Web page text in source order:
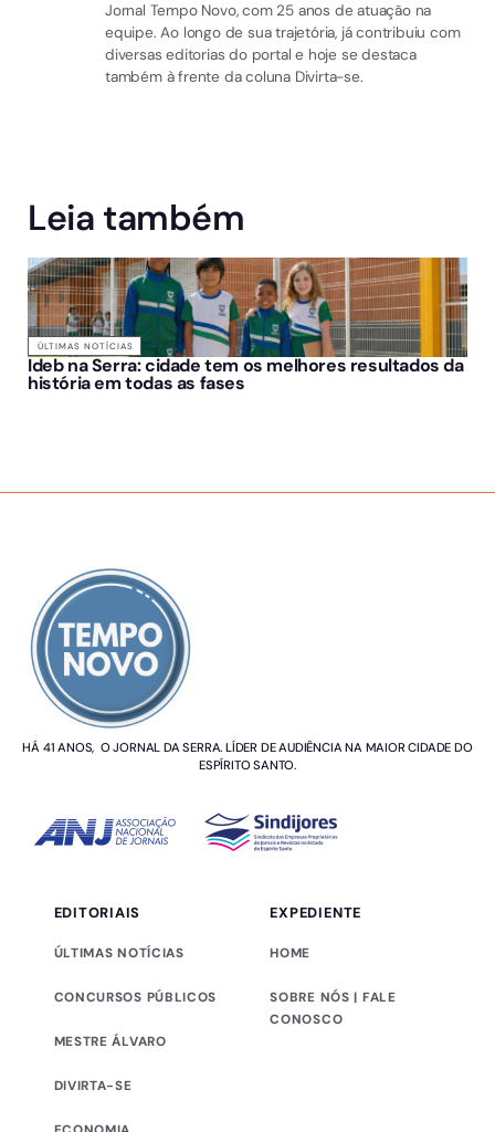
Jornal Tempo Novo, com 25 anos de atuação na
equipe. Ao longo de sua trajetória, já contribuiu com
diversas editorias do portal e hoje se destaca
também à frente da coluna Divirta-se.
Leia também
ÚLTIMAS NOTÍCIAS
Ideb na Serra: cidade tem os melhores resultados da
história em todas as fases
HÁ 41 ANOS, O JORNAL DA SERRA. LÍDER DE AUDIÊNCIA NA MAIOR CIDADE DO
ESPÍRITO SANTO.
EDITORIAIS
ÚLTIMAS NOTÍCIAS
CONCURSOS PÚBLICOS
MESTRE ÁLVARO
DIVIRTA-SE
EXPEDIENTE
HOME
SOBRE NÓS | FALE
CONOSCO